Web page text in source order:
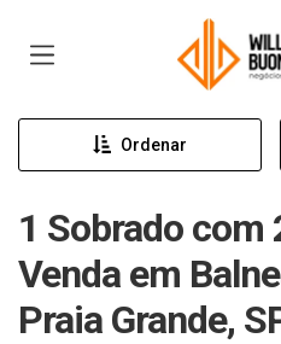
Página
Ordenar
1 Sobrado com
Venda em
Praia Grande,